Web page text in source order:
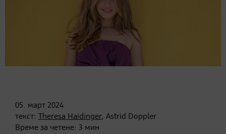
05. март 2024
текст:
Theresa Haidinger, Astrid Doppler
Време за четене: 3 мин